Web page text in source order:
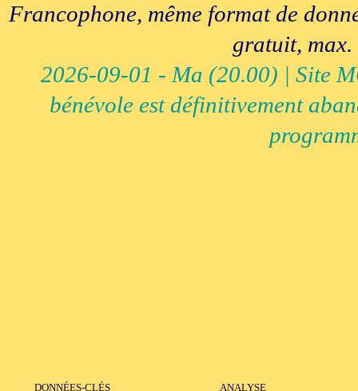
Francophone, même format de
gratuit,
2026-09-01 - Ma (20.00) | Site
bénévole est définitivement
DONNÉES-CLÉS ANALYSE